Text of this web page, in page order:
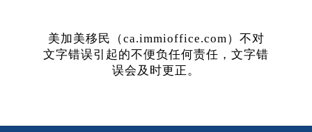
美加美移民（ca.immioffice.com）不对
文字错误引起的不便负任何责任，文字错
误会及时更正。